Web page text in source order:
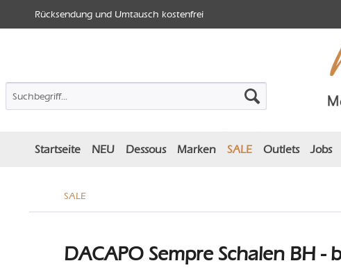
Rücksendung und Umtausch kostenfrei
Startseite NEU Dessous Marken SALE Outlets Jobs
SALE
DACAPO Sempre Schalen BH -